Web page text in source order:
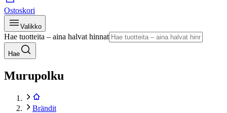
Ostoskori
Valikko
Hae tuotteita – aina halvat hinnat
Hae
Murupolku
Brändit